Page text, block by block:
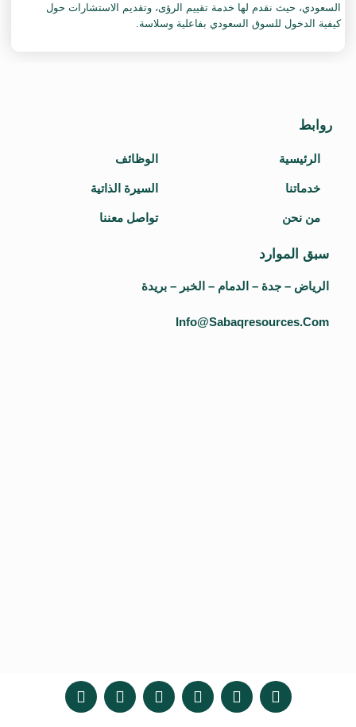
السعودي، حيث نقدم لها خدمة تقييم الرؤى، وتقديم الاستشارات حول
كيفية الدخول للسوق السعودي بفاعلية وسلاسة.
روابط
الرئيسية
خدماتنا
من نحن
الوظائف
السيرة الذاتية
تواصل معننا
سبق الموارد
الرياض – جدة – الدمام – الخبر – بريدة
Info@sabaqresources.com